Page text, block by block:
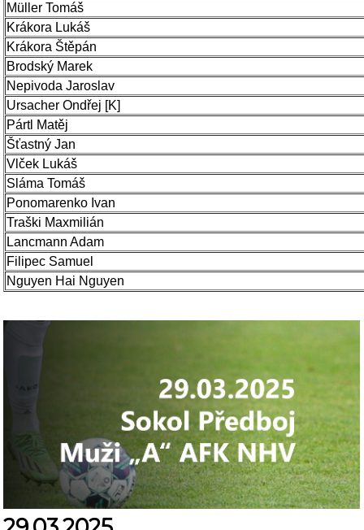
Müller Tomáš
Krákora Lukáš
Krákora Štěpán
Brodský Marek
Nepivoda Jaroslav
Ursacher Ondřej [K]
Pártl Matěj
Šťastný Jan
Vlček Lukáš
Sláma Tomáš
Ponomarenko Ivan
Traški Maxmilián
Lancmann Adam
Filipec Samuel
Nguyen Hai Nguyen